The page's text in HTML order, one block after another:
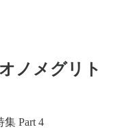
ノメグリト
Part 4